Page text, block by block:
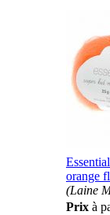
orange
(Laine
Prix à